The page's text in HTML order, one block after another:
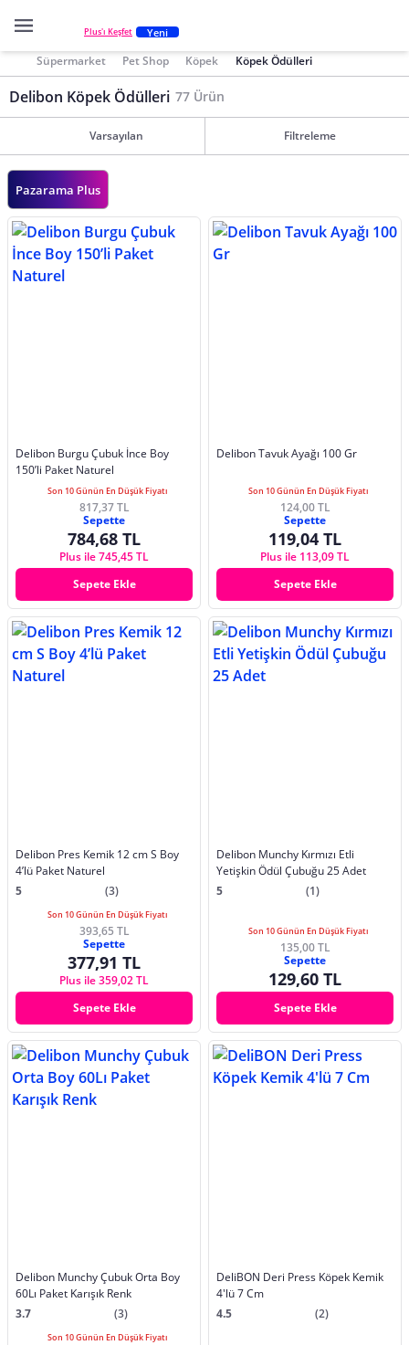
Plus'ı Keşfet Yeni
Süpermarket Pet Shop Köpek Köpek Ödülleri
Delibon Köpek Ödülleri 77 Ürün
Varsayılan Filtreleme
Pazarama Plus
Delibon Burgu Çubuk İnce Boy
150’li Paket Naturel
Son 10 Günün En Düşük Fiyatı
817,37 TL
Sepette
784,68 TL
Plus ile 745,45 TL
Sepete Ekle
Delibon Tavuk Ayağı 100 Gr
Son 10 Günün En Düşük Fiyatı
124,00 TL
Sepette
119,04 TL
Plus ile 113,09 TL
Sepete Ekle
Delibon Pres Kemik 12 cm S Boy
4’lü Paket Naturel
5
(3)
Son 10 Günün En Düşük Fiyatı
393,65 TL
Sepette
377,91 TL
Plus ile 359,02 TL
Sepete Ekle
Delibon Munchy Kırmızı Etli
Yetişkin Ödül Çubuğu 25 Adet
5
(1)
Son 10 Günün En Düşük Fiyatı
135,00 TL
Sepette
129,60 TL
Sepete Ekle
Delibon Munchy Çubuk Orta Boy
60Lı Paket Karışık Renk
3.7
(3)
Son 10 Günün En Düşük Fiyatı
DeliBON Deri Press Köpek Kemik
4'lü 7 Cm
4.5
(2)